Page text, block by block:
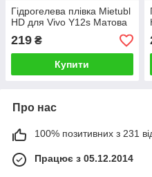
Гідрогелева плівка Mietubl
HD для Vivo Y12s Матова
219 ₴
Купити
Про нас
100% позитивних з 231
Працює з 05.12.2014